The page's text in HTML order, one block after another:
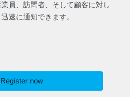
員、訪問者、そして顧客に対し
速に通知できます。
Register now